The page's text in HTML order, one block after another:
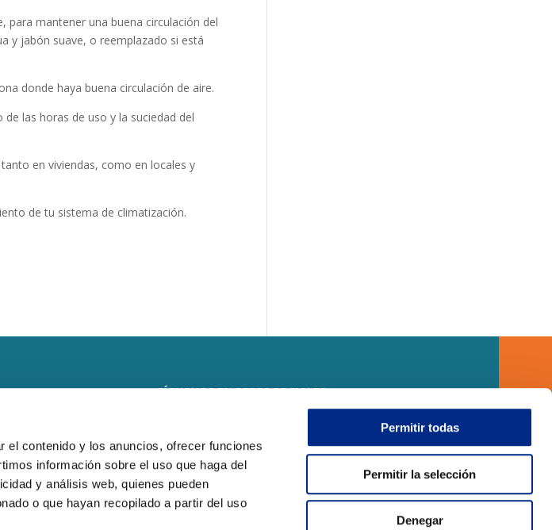
el contenido y los anuncios, ofrecer funciones
información sobre el uso que haga del
y análisis web, quienes pueden
o que hayan recopilado a partir del uso
Permitir todas
Permitir la selección
Denegar
mantener una buena circulación del
y jabón suave, o reemplazado si está
donde haya buena circulación de aire.
las horas de uso y la suciedad del
en viviendas, como en locales y
de tu sistema de climatización.
SÍGUENOS EN REDES SOCIALES